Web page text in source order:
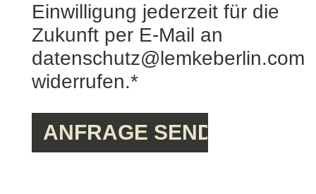
Einwilligung jederzeit für die
Zukunft per E-Mail an
datenschutz@lemkeberlin.com
widerrufen.*